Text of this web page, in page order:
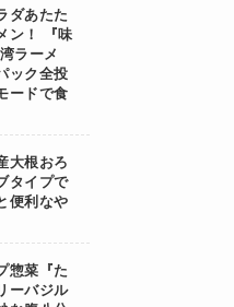
ダあたた
ン！ 『味
ラーメ
ック全投
ードで食
大根おろ
タイプで
便利なや
惣菜『た
ーバジル